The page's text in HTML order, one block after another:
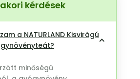
kérdések
a NATURLAND Kisvirágú
minőségű